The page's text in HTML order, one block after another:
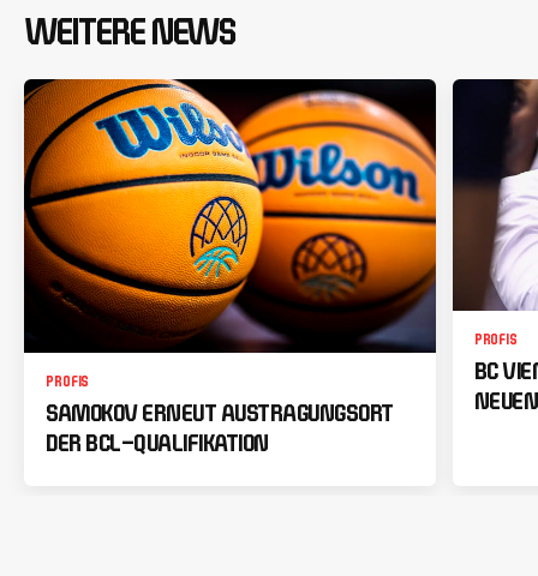
WEITERE NEWS
PROFIS
SAMOKOV ERNEUT AUSTRAGUNGSORT
DER BCL-QUALIFIKATION
PROFIS
BC